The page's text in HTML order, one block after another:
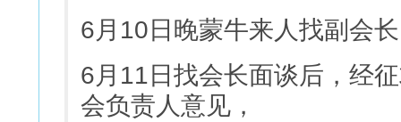
6月10日晚蒙牛来人找副会
6月11日找会长面谈后，经
会负责人意见，